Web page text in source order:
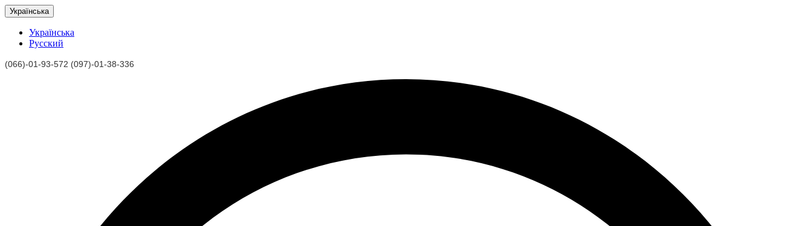
Українська
Українська
Русский
(066)-01-93-572 (097)-01-38-336